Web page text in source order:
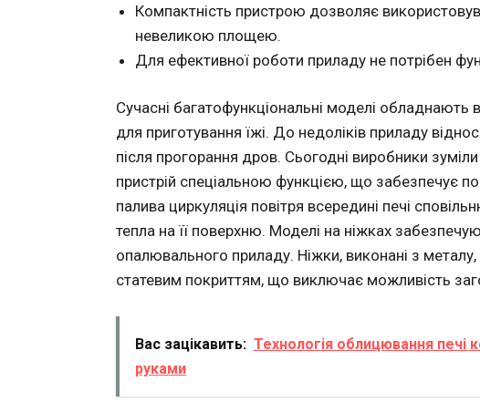
Компактність пристрою дозволяє
невеликою площею.
Для ефективної роботи приладу не потрібен
Сучасні багатофункціональні моделі
для приготування їжі. До недоліків приладу
після прогорання дров. Сьогодні виробники
пристрій спеціальною функцією, що забезпечує
палива циркуляція повітря всередині печі
тепла на її поверхню. Моделі на ніжках
опалювального приладу. Ніжки, виконані з
статевим покриттям, що виключає можливість
Вас зацікавить: Технологія облицювання печі
руками